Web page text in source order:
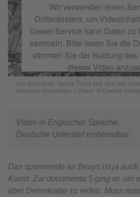
Wir verwenden einen
Drittanbieters, um
Dieser Service kann Daten zu
sammeln. Bitte lesen Sie die
stimmen Sie der Nutzung
dieses Video
Mehr
Akzeptieren
Die Künstlerin Yacine Tilala ließ sich von
Interview inspirieren. | Video: © Goethe-
Video in Englischer Sprache.
Deutsche Untertitel einblendbar.
Das spannende an Beuys ist ja
Kunst. Zur documenta 5 ging er, um
über Demokratie zu reden. Muss